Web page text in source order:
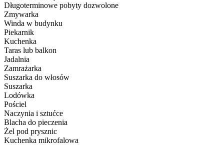
Długoterminowe pobyty dozwolone
Zmywarka
Winda w budynku
Piekarnik
Kuchenka
Taras lub balkon
Jadalnia
Zamrażarka
Suszarka do włosów
Suszarka
Lodówka
Pościel
Naczynia i sztućce
Blacha do pieczenia
Żel pod prysznic
Kuchenka mikrofalowa